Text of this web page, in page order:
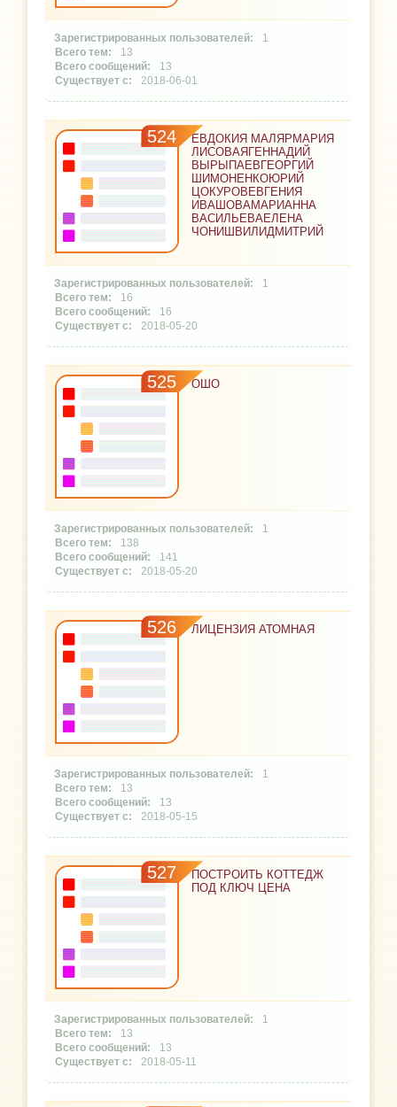
1
13
13
2018-06-01
524
ЕВДОКИЯ МАЛЯРМАРИЯ
ЛИСОВАЯГЕННАДИЙ
ВЫРЫПАЕВГЕОРГИЙ
ШИМОНЕНКОЮРИЙ
ЦОКУРОВЕВГЕНИЯ
ИВАШОВАМАРИАННА
ВАСИЛЬЕВАЕЛЕНА
ЧОНИШВИЛИДМИТРИЙ
1
16
16
2018-05-20
525 ОШО
1
138
141
2018-05-20
526 ЛИЦЕНЗИЯ АТОМНАЯ
1
13
13
2018-05-15
527
ПОСТРОИТЬ КОТТЕДЖ
ПОД КЛЮЧ ЦЕНА
1
13
13
2018-05-11